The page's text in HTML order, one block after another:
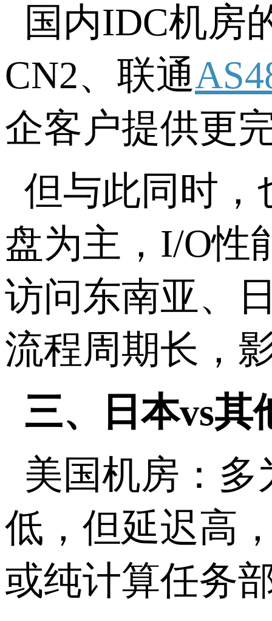
国内IDC机房
CN2、联通
企客户提供更
但与此同时，
盘为主， I/O性
访问东南亚、
流程周期长，
三、日本vs其
美国机房：多
低，但延迟高
或纯计算任务